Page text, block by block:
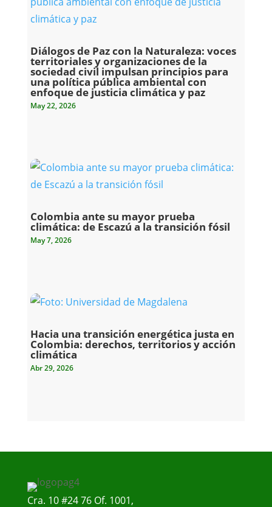
Diálogos de Paz con la Naturaleza: voces
territoriales y organizaciones de la
sociedad civil impulsan principios para
una política pública ambiental con
enfoque de justicia climática y paz
May 22, 2026
Colombia ante su mayor prueba
climática: de Escazú a la transición fósil
May 7, 2026
Hacia una transición energética justa en
Colombia: derechos, territorios y acción
climática
Abr 29, 2026
Cra. 10 #24 76 Of. 1001,